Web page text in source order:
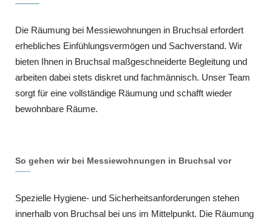
Die Räumung bei Messiewohnungen in Bruchsal erfordert
erhebliches Einfühlungsvermögen und Sachverstand. Wir
bieten Ihnen in Bruchsal maßgeschneiderte Begleitung und
arbeiten dabei stets diskret und fachmännisch. Unser Team
sorgt für eine vollständige Räumung und schafft wieder
bewohnbare Räume.
So gehen wir bei Messiewohnungen in Bruchsal vor
Spezielle Hygiene- und Sicherheitsanforderungen stehen
innerhalb von Bruchsal bei uns im Mittelpunkt. Die Räumung